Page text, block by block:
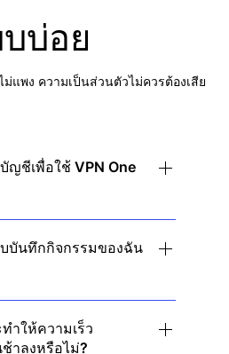
บ่อย
แพง ความเป็นส่วนตัวไม่ควรต้องเสีย
ญชีเพื่อใช้ VPN One
ป แตะเพื่อเชื่อมต่อ และ
ป็นส่วนตัวทันที โดยไม่ต้องลง
บบันทึกกิจกรรมของฉัน
ายไม่บันทึกข้อมูลอย่างเคร่งครัด
ดตามหรือจัดเก็บกิจกรรม
ำให้ความเร็ว
าลงหรือไม่?